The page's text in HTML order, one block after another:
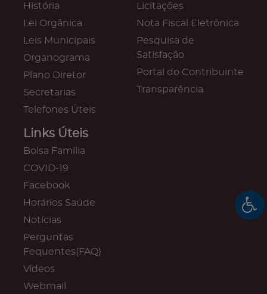
História
Lei Orgânica
Leis Municipais
Organograma
Plano Diretor
Secretarias
Telefones Úteis
Licitações
Nota Fiscal Eletrônica
Pesquisa de
Satisfação
Portal do Contribuinte
Transparência
Links Úteis
Bolsa Família
COVID-19
Facebook
Horários Saúde
Notícias
Perguntas
Fequentes(FAQ)
Vídeos
Webmail